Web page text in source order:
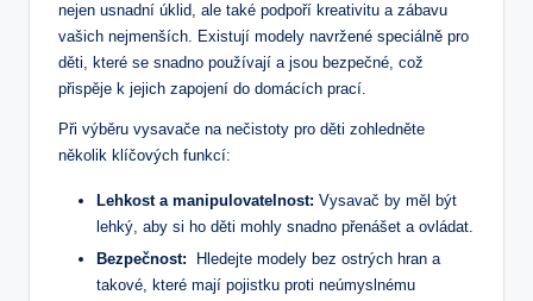
nejen usnadní úklid, ale také podpoří kreativitu a zábavu
vašich nejmenších. Existují modely navržené speciálně pro
děti, které se snadno‍ používají a‍ jsou bezpečné, což
přispěje k jejich zapojení⁤ do domácích prací.
Při výběru vysavače na nečistoty pro děti zohledněte
několik klíčových ⁣funkcí:
Lehkost a manipulovatelnost: Vysavač by měl být
lehký, aby si ho děti mohly snadno přenášet a ovládat.
Bezpečnost: ​ Hledejte modely⁢ bez ostrých hran a
takové, které mají pojistku proti neúmyslnému